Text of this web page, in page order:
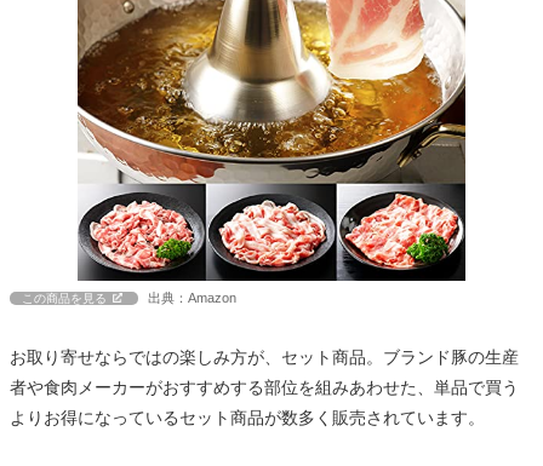
この商品を見る 出典：Amazon
お取り寄せならではの楽しみ方が、セット商品。ブランド豚の生産
者や食肉メーカーがおすすめする部位を組みあわせた、単品で買う
よりお得になっているセット商品が数多く販売されています。